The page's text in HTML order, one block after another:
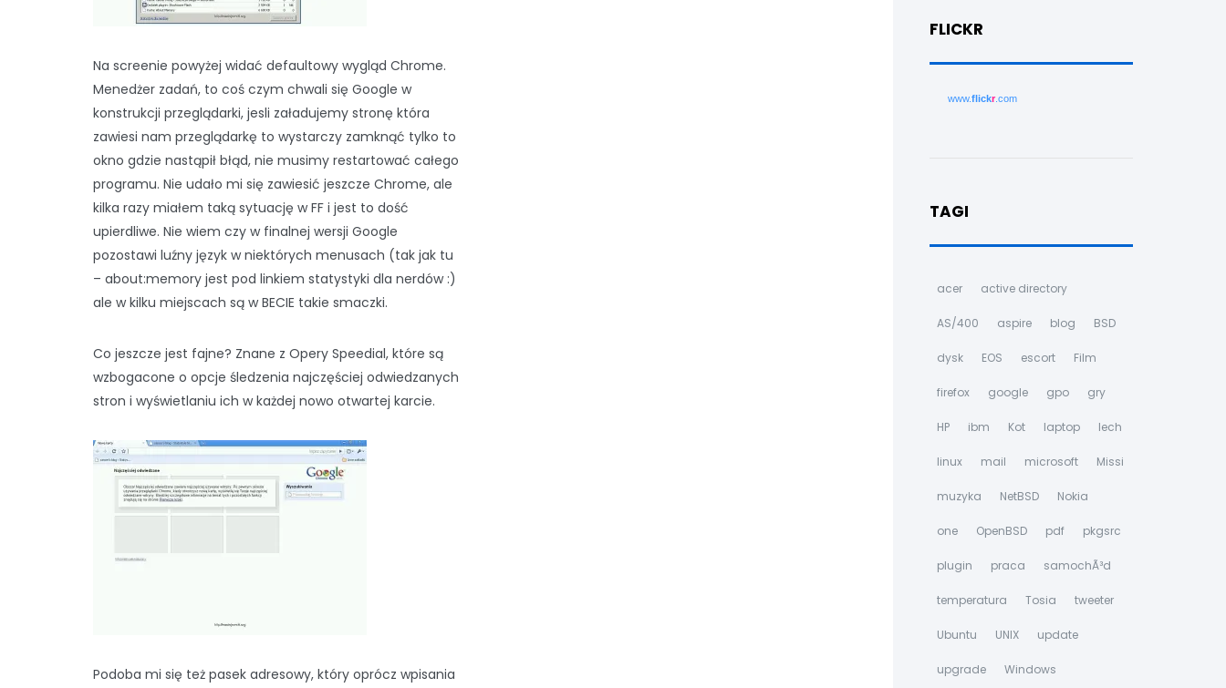
Na screenie powyżej widać defaultowy wygląd Chrome.
Menedżer zadań, to coś czym chwali się Google w
konstrukcji przeglądarki, jesli załadujemy stronę która
zawiesi nam przeglądarkę to wystarczy zamknąć tylko to
okno gdzie nastąpił błąd, nie musimy restartować całego
programu. Nie udało mi się zawiesić jeszcze Chrome, ale
kilka razy miałem taką sytuację w FF i jest to dość
upierdliwe. Nie wiem czy w finalnej wersji Google
pozostawi luźny język w niektórych menusach (tak jak tu
– about:memory jest pod linkiem statystyki dla nerdów :)
ale w kilku miejscach są w BECIE takie smaczki.
Co jeszcze jest fajne? Znane z Opery Speedial, które są
wzbogacone o opcje śledzenia najczęściej odwiedzanych
stron i wyświetlaniu ich w każdej nowo otwartej karcie.
Podoba mi się też pasek adresowy, który oprócz wpisania
FLICKR
www.flickr .com
TAGI
acer active directory
AS/400 aspire blog BSD
dysk EOS escort Film
firefox google gpo gry
HP ibm Kot laptop lech
linux mail microsoft Missi
muzyka NetBSD Nokia
one OpenBSD pdf pkgsrc
plugin praca samochÃ³d
temperatura Tosia tweeter
Ubuntu UNIX update
upgrade Windows